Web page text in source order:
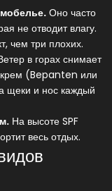
Оно часто
не отводит влагу.
чем три плохих.
в горах снимает
крем (Bepanten или
щеки и нос каждый
На высоте SPF
весь отдых.